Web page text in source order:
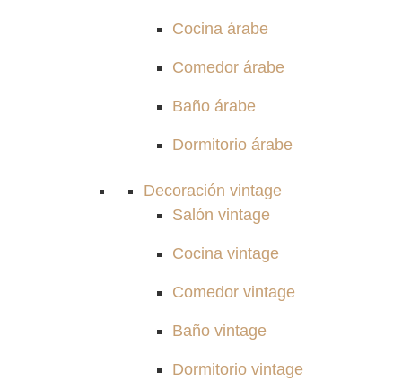
Cocina árabe
Comedor árabe
Baño árabe
Dormitorio árabe
Decoración vintage
Salón vintage
Cocina vintage
Comedor vintage
Baño vintage
Dormitorio vintage